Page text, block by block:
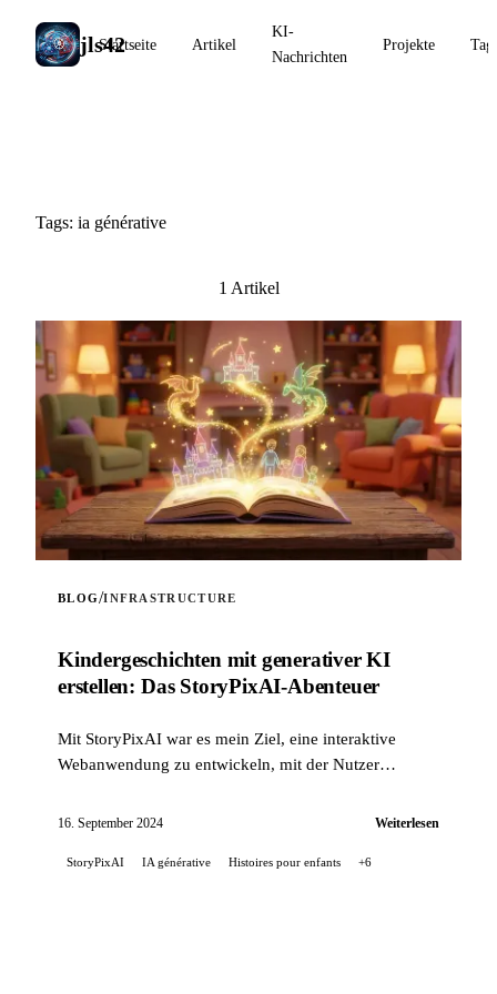
jls42
Startseite Artikel
KI-
Nachrichten
Projekte
Tags: ia générative
1 Artikel
BLOG/INFRASTRUCTURE
Kinder­geschichten mit generativer KI
erstellen: Das StoryPixAI-Abenteuer
Mit StoryPixAI war es mein Ziel, eine interaktive
Webanwendung zu entwickeln, mit der Nutzer
durch ...
16. September 2024 Weiterlesen
StoryPixAI IA générative Histoires pour enfants +6